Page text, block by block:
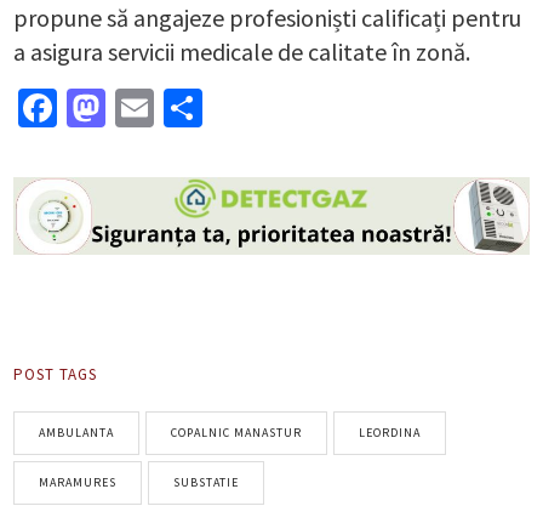
propune să angajeze profesioniști calificați pentru
a asigura servicii medicale de calitate în zonă.
Facebook
Mastodon
Email
POST TAGS
AMBULANTA COPALNIC MANASTUR LEORDINA
MARAMURES SUBSTATIE